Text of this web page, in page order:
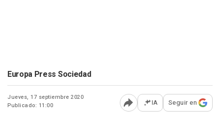
Europa Press Sociedad
Jueves, 17 septiembre 2020
Publicado: 11:00
Abrir opciones para
IA Seguir en